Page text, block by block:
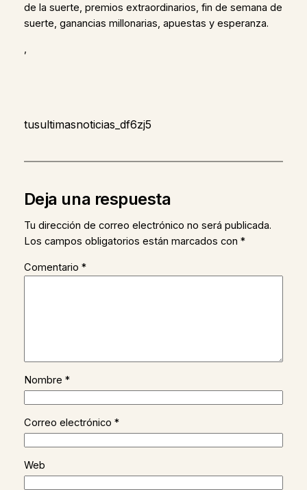
de la suerte, premios extraordinarios, fin de semana de
suerte, ganancias millonarias, apuestas y esperanza.
,
tusultimasnoticias_df6zj5
Deja una respuesta
Tu dirección de correo electrónico no será publicada.
Los campos obligatorios están marcados con *
Comentario *
Nombre *
Correo electrónico *
Web